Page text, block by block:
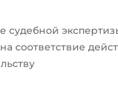
судебной
соответствие